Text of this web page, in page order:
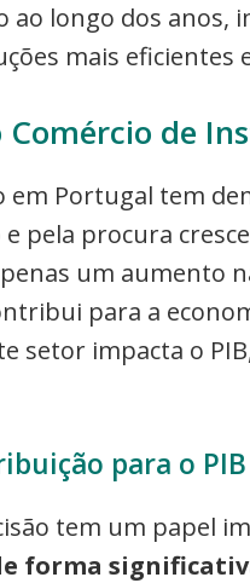
ao longo dos anos,
mais eficientes
de
Portugal tem
pela procura
um aumento
para a
setor impacta o
para o PIB
tem um papel
forma